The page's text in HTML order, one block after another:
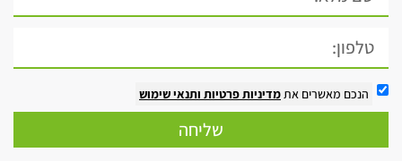
הנכם מאשרים אתמדיניות פרטיות ותנאי שימוש
שליחה